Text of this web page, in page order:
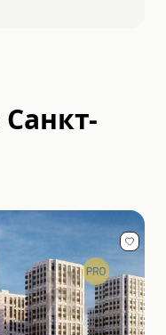
Санкт-